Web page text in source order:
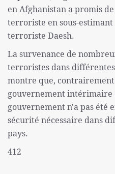
en Afghanistan a promis
terroriste en sous-
terroriste Daesh.
La survenance de
terroristes dans
montre que,
gouvernement intérimaire
gouvernement n'a pas été
sécurité nécessaire dans
pays.
412